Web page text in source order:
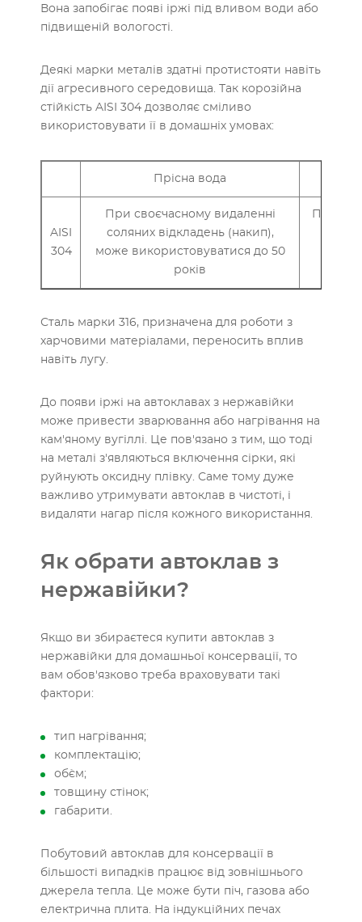
Вона запобігає появі іржі під вливом води або
підвищеній вологості.
Деякі марки металів здатні протистояти навіть
дії агресивного середовища. Так корозійна
стійкість AISI 304 дозволяє сміливо
використовувати її в домашніх умовах:
Прісна вода
AISI
304
При своєчасному видаленні
соляних відкладень (накип),
може використовуватися до 50
років
Сталь марки 316, призначена для роботи з
харчовими матеріалами, переносить вплив
навіть лугу.
До появи іржі на автоклавах з нержавійки
може привести зварювання або нагрівання на
кам'яному вугіллі. Це пов'язано з тим, що тоді
на металі з'являються включення сірки, які
руйнують оксидну плівку. Саме тому дуже
важливо утримувати автоклав в чистоті, і
видаляти нагар після кожного використання.
Як обрати автоклав з
нержавійки?
Якщо ви збираєтеся купити автоклав з
нержавійки для домашньої консервації, то
вам обов'язково треба враховувати такі
фактори:
тип нагрівання;
комплектацію;
об`єм;
товщину стінок;
габарити.
Побутовий автоклав для консервації в
більшості випадків працює від зовнішнього
джерела тепла. Це може бути піч, газова або
електрична плита. На індукційних печах